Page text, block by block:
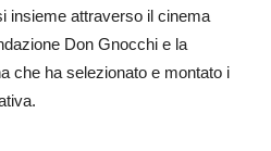
insieme attraverso il cinema
Don Gnocchi e la
che ha selezionato e montato i